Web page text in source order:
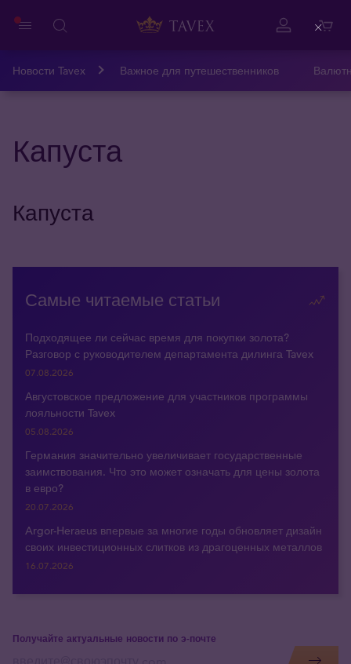
Новости Tavex Важное для путешественников
Капуста
Капуста
Самые читаемые статьи
Подходящее ли сейчас время для покупки золота?
Разговор с руководителем департамента дилинга Tavex
07.08.2026
Августовское предложение для участников программы
лояльности Tavex
05.08.2026
Германия значительно увеличивает государственные
заимствования. Что это может означать для цены золота
в евро?
20.07.2026
Argor-Heraeus впервые за многие годы обновляет дизайн
своих инвестиционных слитков из драгоценных металлов
16.07.2026
Получайте актуальные новости по э-почте
Close